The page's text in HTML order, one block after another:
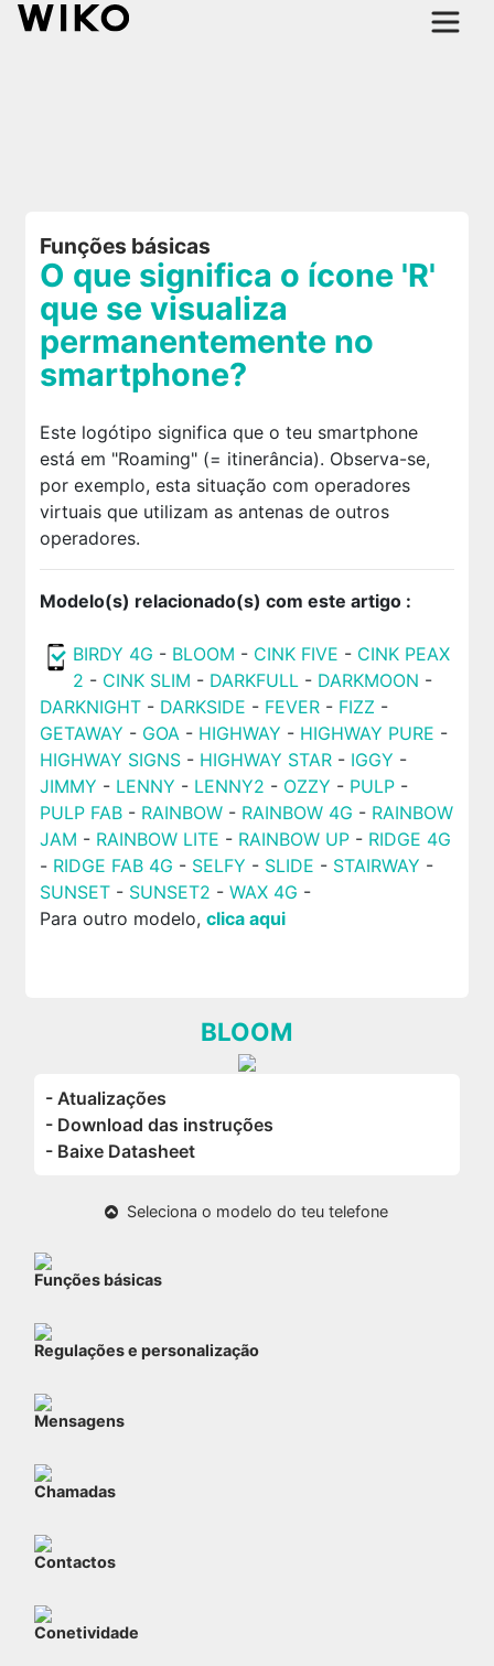
Funções básicas
O que significa o ícone 'R'
que se visualiza
permanentemente no
smartphone?
Este logótipo significa que o teu smartphone
está em "Roaming" (= itinerância). Observa-se,
por exemplo, esta situação com operadores
virtuais que utilizam as antenas de outros
operadores.
Modelo(s) relacionado(s) com este artigo :
BIRDY 4G - BLOOM - CINK FIVE - CINK PEAX
2 - CINK SLIM - DARKFULL- DARKMOON -
DARKNIGHT- DARKSIDE - FEVER - FIZZ -
GETAWAY - GOA- HIGHWAY - HIGHWAY PURE -
HIGHWAY SIGNS- HIGHWAY STAR - IGGY -
JIMMY - LENNY - LENNY2 - OZZY - PULP -
PULP FAB- RAINBOW- RAINBOW 4G - RAINBOW
JAM - RAINBOW LITE - RAINBOW UP- RIDGE 4G
- RIDGE FAB 4G - SELFY - SLIDE - STAIRWAY -
SUNSET- SUNSET2 - WAX 4G -
Para outro modelo, clica aqui
BLOOM
- Atualizações
- Download das instruções
- Baixe Datasheet
Seleciona o modelo do teu telefone
Funções básicas
Regulações e personalização
Mensagens
Chamadas
Contactos
Conetividade